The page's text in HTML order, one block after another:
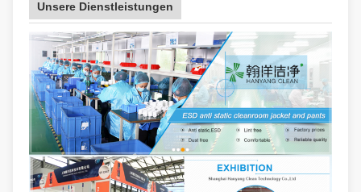
Unsere Dienstleistungen